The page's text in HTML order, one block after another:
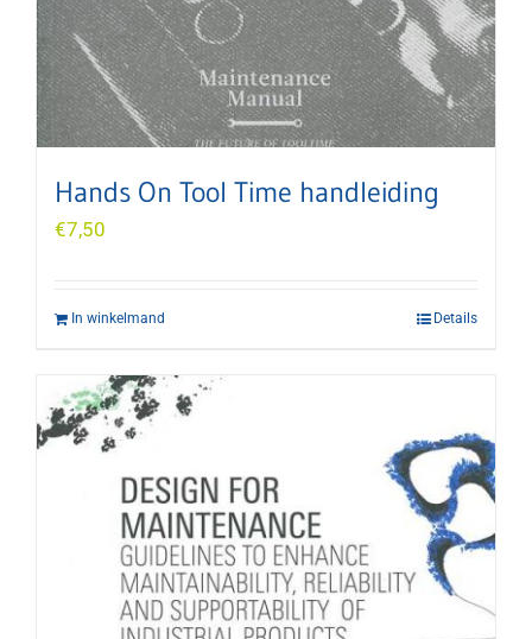
Hands On Tool Time handleiding
€7,50
In winkelmand Details